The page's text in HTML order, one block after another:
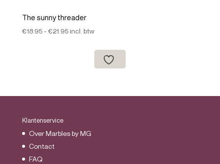
The sunny threader
€18.95 - €21.95Prijsklasse:
incl. btw
Klantenservice
Over Marbles by MG
Contact
FAQ